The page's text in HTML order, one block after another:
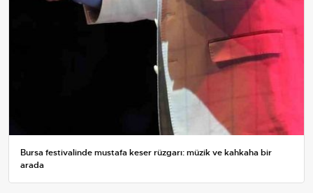
Bursa festivalinde mustafa keser rüzgarı: müzik ve kahkaha bir
arada